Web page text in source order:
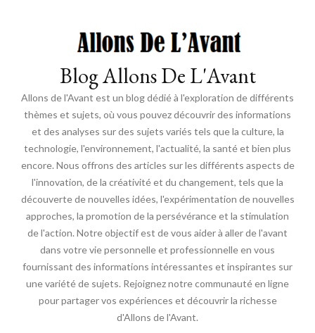
Blog Allons De L'Avant
Allons de l'Avant est un blog dédié à l'exploration de différents
thèmes et sujets, où vous pouvez découvrir des informations
et des analyses sur des sujets variés tels que la culture, la
technologie, l'environnement, l'actualité, la santé et bien plus
encore. Nous offrons des articles sur les différents aspects de
l'innovation, de la créativité et du changement, tels que la
découverte de nouvelles idées, l'expérimentation de nouvelles
approches, la promotion de la persévérance et la stimulation
de l'action. Notre objectif est de vous aider à aller de l'avant
dans votre vie personnelle et professionnelle en vous
fournissant des informations intéressantes et inspirantes sur
une variété de sujets. Rejoignez notre communauté en ligne
pour partager vos expériences et découvrir la richesse
d'Allons de l'Avant.